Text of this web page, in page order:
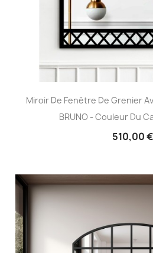
Miroir De Fenêtre De Grenier
BRUNO - Couleur Du
510,00 €